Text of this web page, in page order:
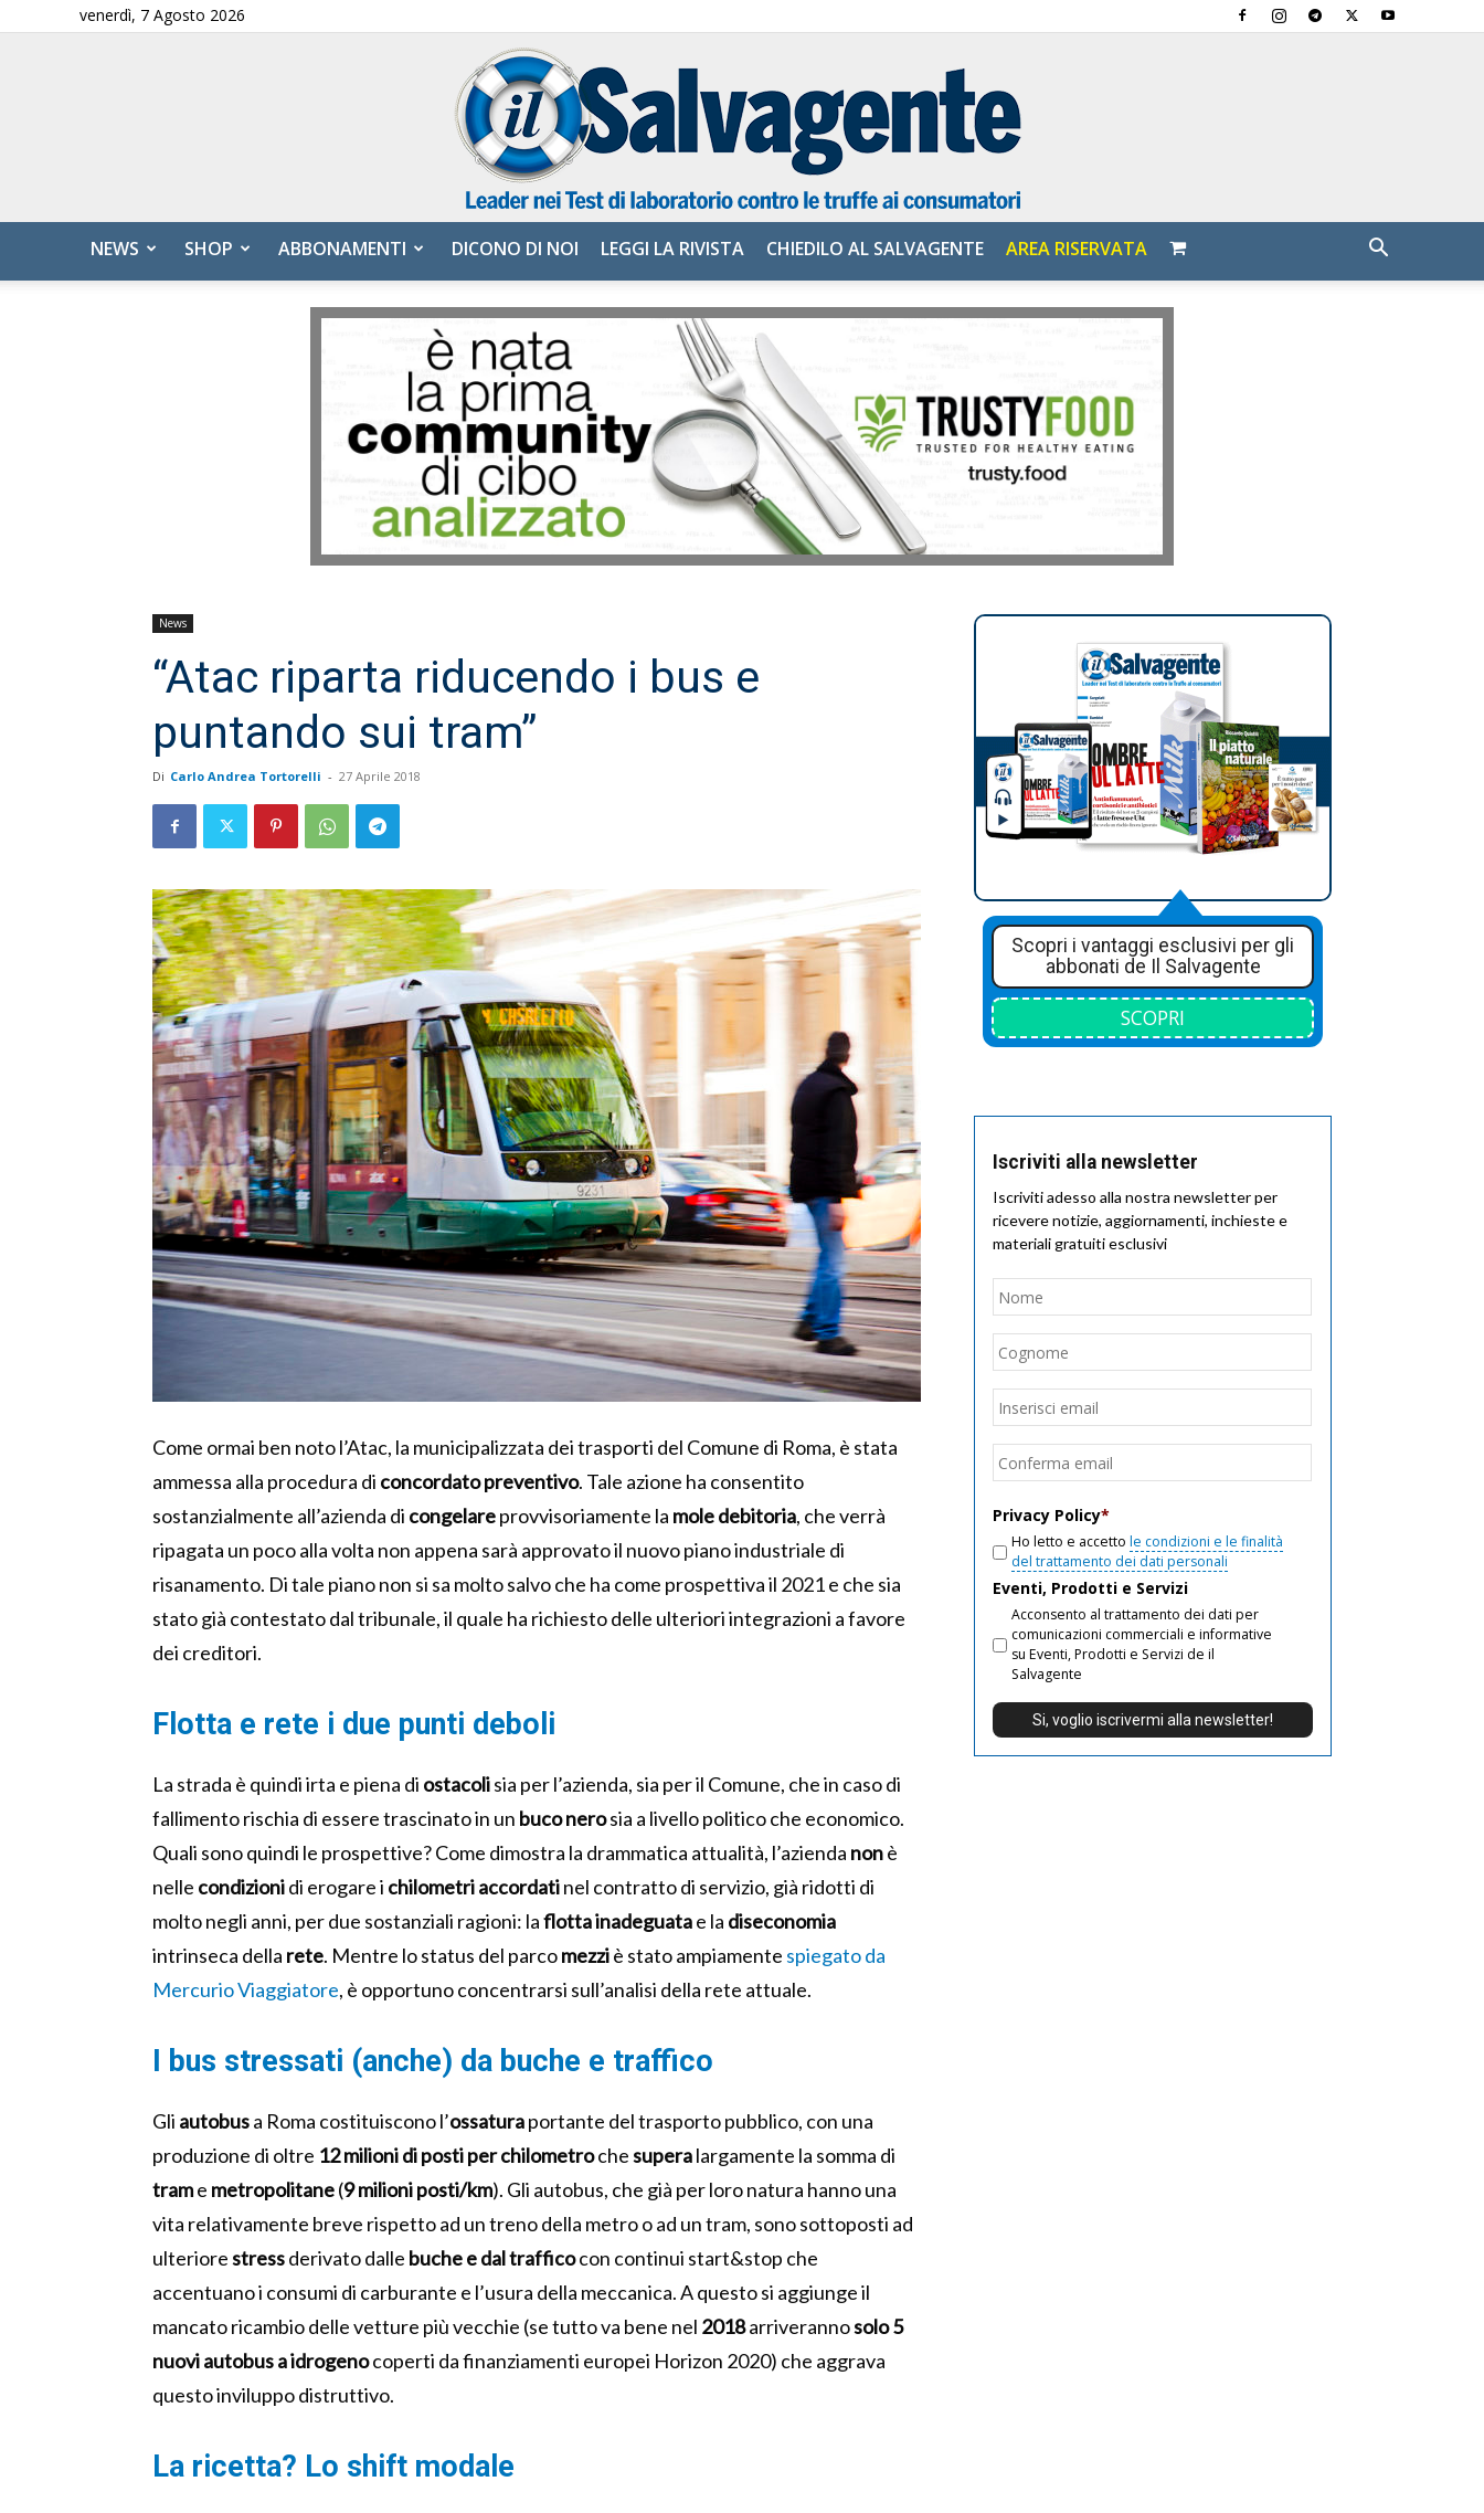
venerdì, 7 Agosto 2026
Salvagente
NEWS SHOP ABBONAMENTI DICONO DI NOI LEGGI LA RIVISTA CHIEDILO AL SALVAGENTE AREA RISERVATA
News
“Atac riparta riducendo i bus e
puntando sui tram”
Di Carlo Andrea Tortorelli - 27 Aprile 2018
Come ormai ben noto l’Atac, la municipalizzata dei trasporti del Comune di Roma, è stata
ammessa alla procedura di concordato preventivo. Tale azione ha consentito
sostanzialmente all’azienda di congelareprovvisoriamente la mole debitoria, che verrà
ripagata un poco alla volta non appena sarà approvato il nuovo piano industriale di
risanamento. Di tale piano non si sa molto salvo che ha come prospettiva il 2021 e che sia
stato già contestato dal tribunale, il quale ha richiesto delle ulteriori integrazioni a favore
dei creditori.
Flotta e rete i due punti deboli
La strada è quindi irta e piena di ostacolisia per l’azienda, sia per il Comune, che in caso di
fallimento rischia di essere trascinato in un buco nerosia a livello politico che economico.
Quali sono quindi le prospettive? Come dimostra la drammatica attualità, l’azienda nonè
nelle condizionidi erogare i chilometri accordatinel contratto di servizio, già ridotti di
molto negli anni, per due sostanziali ragioni: laflotta inadeguatae la diseconomia
intrinseca della rete. Mentre lo status del parcomezziè stato ampiamente spiegato da
Mercurio Viaggiatore, è opportuno concentrarsi sull’analisi della rete attuale.
I bus stressati (anche) da buche e traffico
Gli autobusa Roma costituiscono l’ossaturaportante del trasporto pubblico, con una
produzione di oltre 12 milioni di posti per chilometrochesuperalargamente la somma di
trame metropolitane(9 milioni posti/km). Gli autobus, che già per loro natura hanno una
vita relativamente breve rispetto ad un treno della metro o ad un tram, sono sottoposti ad
ulteriorestressderivato dalle buche e dal trafficocon continui start&stop che
accentuano i consumi di carburante e l’usura della meccanica. A questo si aggiunge il
mancato ricambio delle vetture più vecchie (se tutto va bene nel 2018arriverannosolo 5
nuovi autobus a idrogenocoperti da finanziamenti europei Horizon 2020) che aggrava
questo inviluppo distruttivo.
La ricetta? Lo shift modale
Scopri i vantaggi esclusivi per gli
abbonati de Il Salvagente
SCOPRI
Iscriviti alla newsletter
Iscriviti adesso alla nostra newsletter per
ricevere notizie, aggiornamenti, inchieste e
materiali gratuiti esclusivi
Nome
Email
Privacy Policy*
Ho letto e accetto le condizioni e le finalità
del trattamento dei dati personali
Eventi, Prodotti e Servizi
Acconsento al trattamento dei dati per
comunicazioni commerciali e informative
su Eventi, Prodotti e Servizi de il
Salvagente